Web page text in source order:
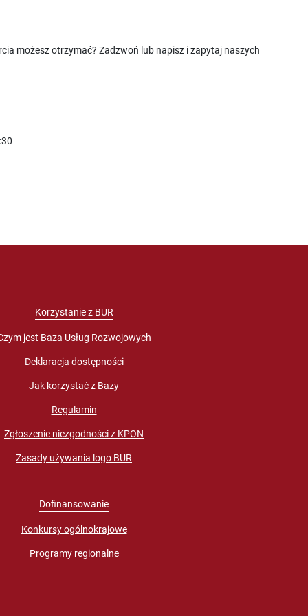
możesz otrzymać? Zadzwoń lub napisz i zapytaj naszych
Korzystanie z BUR
jest Baza Usług Rozwojowych
Deklaracja dostępności
Jak korzystać z Bazy
Regulamin
Zgłoszenie niezgodności z KPON
Zasady używania logo BUR
Dofinansowanie
Konkursy ogólnokrajowe
Programy regionalne